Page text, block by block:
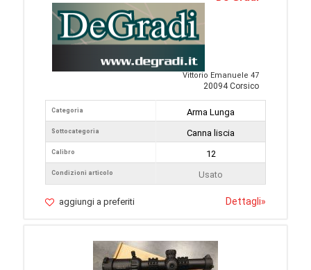
Vittorio Emanuele 47
20094 Corsico
Categoria
Sottocategoria
Calibro
Condizioni articolo
Arma Lunga
Canna liscia
12
Usato
aggiungi a preferiti Dettagli»